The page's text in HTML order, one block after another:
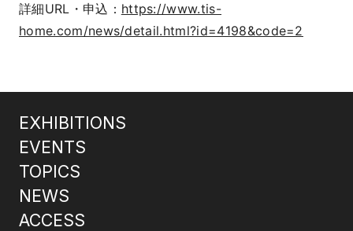
詳細URL・申込： https://www.tis-
home.com/news/detail.html?id=4198&code=2
EXHIBITIONS
EVENTS
TOPICS
NEWS
ACCESS